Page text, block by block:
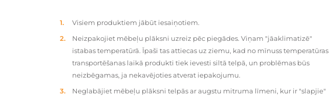
Visiem produktiem jābūt iesaiņotiem.
Neizpakojiet mēbeļu plāksni uzreiz pēc piegādes. Viņam "jāaklimatizē"
istabas temperatūrā. Īpaši tas attiecas uz ziemu, kad no mīnuss temperatūras
transportēšanas laikā produkti tiek ievesti siltā telpā, un problēmas būs
neizbēgamas, ja nekavējoties atverat iepakojumu.
Neglabājiet mēbeļu plāksni telpās ar augstu mitruma līmeni, kur ir "slapjie"